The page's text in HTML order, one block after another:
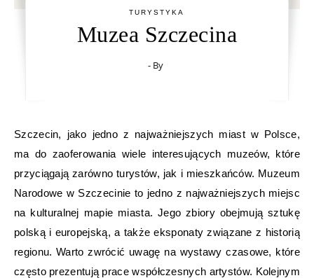
TURYSTYKA
Muzea Szczecina
- By
Szczecin, jako jedno z najważniejszych miast w Polsce,
ma do zaoferowania wiele interesujących muzeów, które
przyciągają zarówno turystów, jak i mieszkańców. Muzeum
Narodowe w Szczecinie to jedno z najważniejszych miejsc
na kulturalnej mapie miasta. Jego zbiory obejmują sztukę
polską i europejską, a także eksponaty związane z historią
regionu. Warto zwrócić uwagę na wystawy czasowe, które
często prezentują prace współczesnych artystów. Kolejnym